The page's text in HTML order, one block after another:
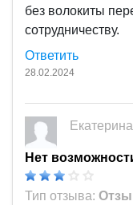
без волокиты
сотрудничеству.
Ответить
28.02.2024
Екатерина
Нет
Тип отзыва: